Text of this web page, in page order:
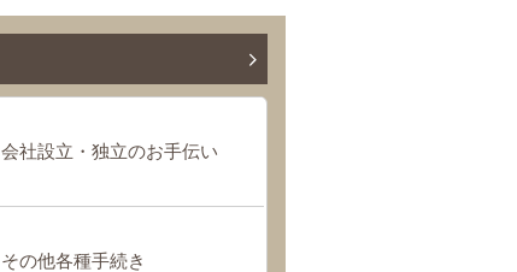
会社設立・独立のお手伝い
その他各種手続き